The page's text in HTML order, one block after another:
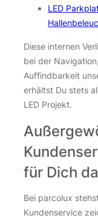
LED
Diese internen
bei der
Auffindbarkeit
erhältst Du stets
LED Projekt.
für Dich
Bei parcolux
Kundenservice